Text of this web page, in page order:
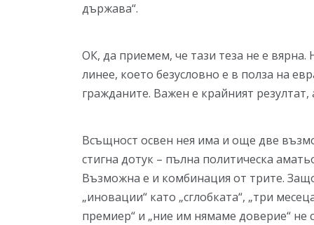
държава“.
ОК, да приемем, че тази теза не е
линее, което безусловно е в полза на
гражданите. Важен е крайният
Всъщност освен нея има и още две
стигна дотук – пълна политическа
Възможна е и комбинация от трите.
„иновации“ като „сглобката“, „три
премиер“ и „ние им нямаме доверие“ не